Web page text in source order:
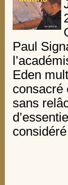
Paul
Eden
consacré
sans